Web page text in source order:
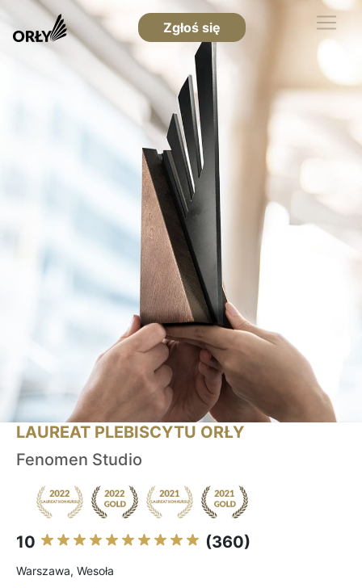
Zgłoś się
LAUREAT PLEBISCYTU ORŁY
Fenomen Studio
10 (360)
Warszawa, Wesoła